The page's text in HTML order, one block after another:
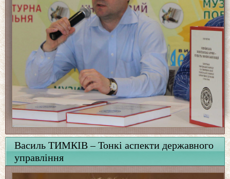
Василь ТИМКІВ – Тонкі аспекти державного
управління